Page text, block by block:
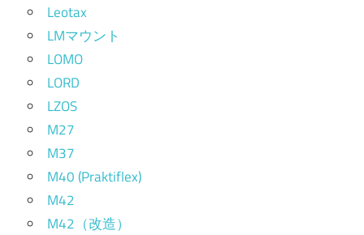
Leotax
LMマウント
LOMO
LORD
LZOS
M27
M37
M40 (Praktiflex)
M42
M42（改造）